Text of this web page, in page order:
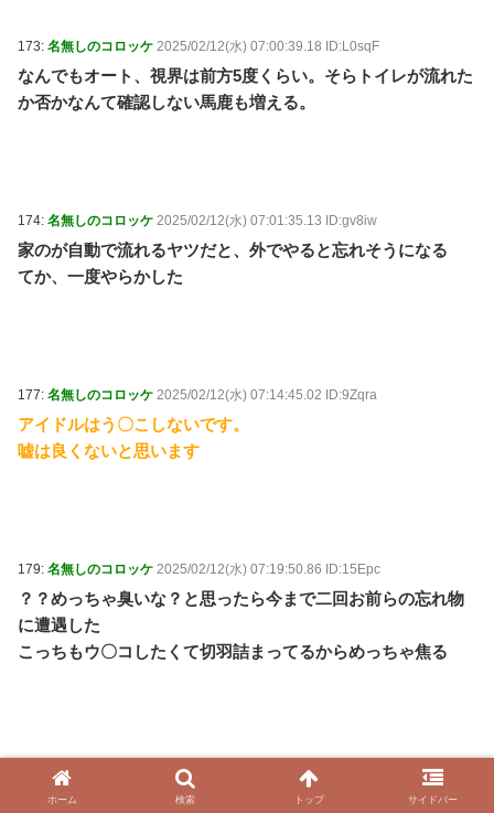
173: 名無しのコロッケ 2025/02/12(水) 07:00:39.18 ID:L0sqF
なんでもオート、視界は前方5度くらい。そらトイレが流れた
か否かなんて確認しない馬鹿も増える。
174: 名無しのコロッケ 2025/02/12(水) 07:01:35.13 ID:gv8iw
家のが自動で流れるヤツだと、外でやると忘れそうになる
てか、一度やらかした
177: 名無しのコロッケ 2025/02/12(水) 07:14:45.02 ID:9Zqra
アイドルはう〇こしないです。
嘘は良くないと思います
179: 名無しのコロッケ 2025/02/12(水) 07:19:50.86 ID:15Epc
？？めっちゃ臭いな？と思ったら今まで二回お前らの忘れ物
に遭遇した
こっちもウ〇コしたくて切羽詰まってるからめっちゃ焦る
名無しのコロッケ 2025/02/12(水) 07:24:24.68 ID:08vgb
動物的本能マーキングで縄張り主張
ホーム 検索 トップ サイドバー